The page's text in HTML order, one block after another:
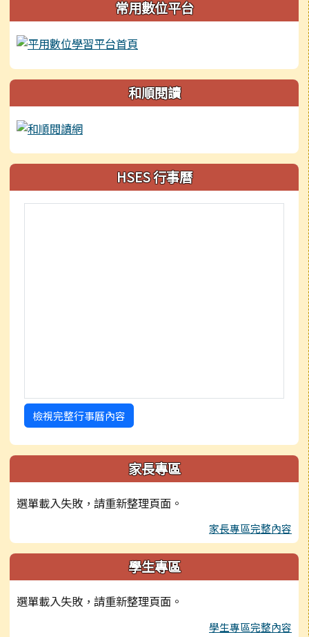
常用數位平台
和順閱讀
HSES 行事曆
檢視完整行事曆內容
家長專區
選單載入失敗，請重新整理頁面。
家長專區完整內容
學生專區
選單載入失敗，請重新整理頁面。
學生專區完整內容